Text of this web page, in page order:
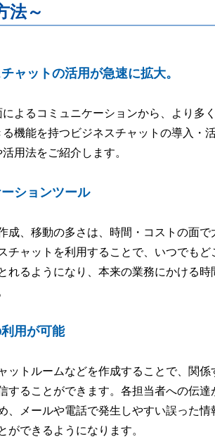
法～
ャットの活用が急速に拡大。
よるコミュニケーションから、より多
機能を持つビジネスチャットの導入・
用法をご紹介します。
ションツール
成、移動の多さは、時間・コストの面で
チャットを利用することで、いつでもど
れるようになり、本来の業務にかける時
用が可能
ットルームなどを作成することで、関係
することができます。各担当者への伝達
、メールや電話で発生しやすい誤った情
ができるようになります。